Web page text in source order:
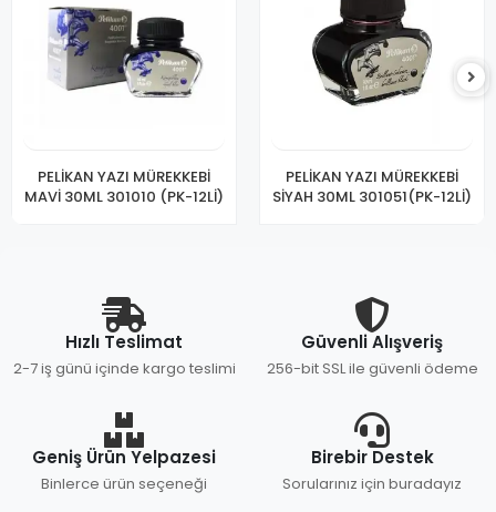
PELİKAN YAZI MÜREKKEBİ
MAVİ 30ML 301010 (PK-12Lİ)
PELİKAN YAZI MÜREKKEBİ
SİYAH 30ML 301051(PK-12Lİ)
Hızlı Teslimat
2-7 iş günü içinde kargo teslimi
Güvenli Alışveriş
256-bit SSL ile güvenli ödeme
Geniş Ürün Yelpazesi
Binlerce ürün seçeneği
Birebir Destek
Sorularınız için buradayız